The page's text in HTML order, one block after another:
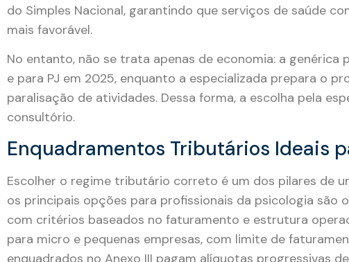
do Simples Nacional, garantindo que serviços de saúde
mais favorável.
No entanto, não se trata apenas de economia: a
e para PJ em 2025, enquanto a especializada prepara o
paralisação de atividades. Dessa forma, a escolha pela
consultório.
Enquadramentos Tributários Ideais
Escolher o regime tributário correto é um dos pilares de
os principais opções para profissionais da psicologia são
com critérios baseados no faturamento e estrutura
para micro e pequenas empresas, com limite de
enquadrados no Anexo III pagam alíquotas progressivas